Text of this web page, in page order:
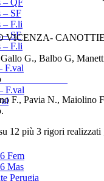
– QF
– SF
– F.li
– SF
– F.li
F.val
F.val
Fem
Mas
Perugia
VICENZA-
G., Balbo G,
F., Pavia N., Maiolino
12 più 3 rigori